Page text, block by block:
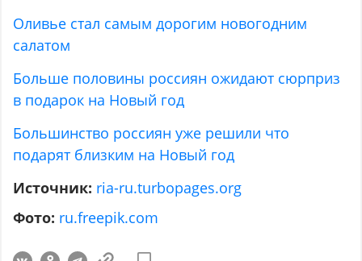
Оливье стал самым дорогим новогодним
салатом
Больше половины россиян ожидают сюрприз
в подарок на Новый год
Большинство россиян уже решили что
подарят близким на Новый год
Источник: ria-ru.turbopages.org
Фото: ru.freepik.com